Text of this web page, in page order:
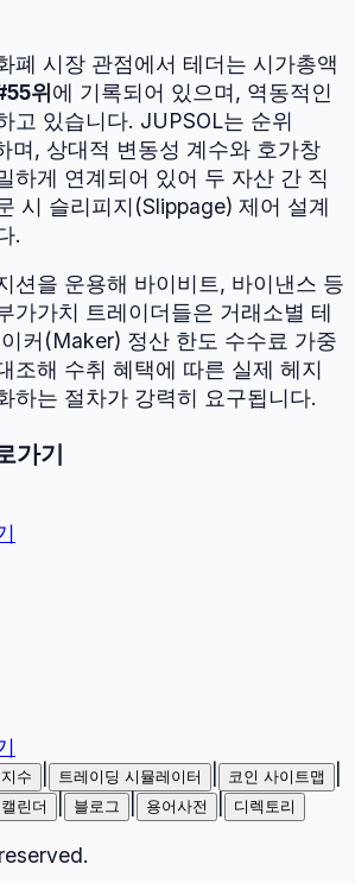
폐 시장 관점에서 테더는 시가총액
55위에 기록되어 있으며, 역동적인
고 있습니다. JUPSOL는 순위
며, 상대적 변동성 계수와 호가창
하게 연계되어 있어 두 자산 간 직
시 슬리피지(Slippage) 제어 설계
.
션을 운용해 바이비트, 바이낸스 등
가가치 트레이더들은 거래소별 테
커(Maker) 정산 한도 수수료 가중
조해 수취 혜택에 따른 실제 헤지
하는 절차가 강력히 요구됩니다.
가기
수 트레이딩 시뮬레이터 코인 사이트맵
린더 블로그 용어사전 디렉토리